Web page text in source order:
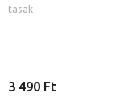
készlet - kék,
tasak
3 490 Ft